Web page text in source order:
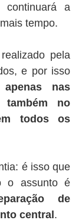
continuará a
tempo.
pela
e por isso
nas
também no
todos os
é isso que
o assunto é
de
central.